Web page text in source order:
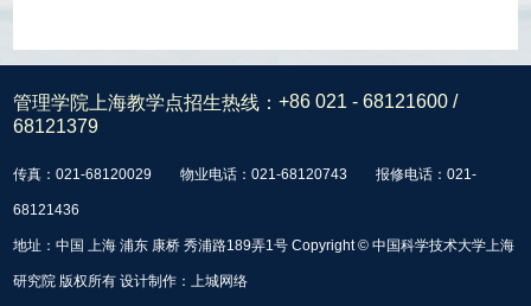
管理学院上海教学点招生热线：+86 021 - 68121600 /
68121379
传真：021-68120029 物业电话：021-68120743 报修电话：021-
68121436
地址：中国 上海 浦东 康桥 秀浦路189弄1号 Copyright © 中国科学技术大学上海
研究院 版权所有 设计制作： 上城网络